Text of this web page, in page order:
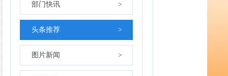
部门快讯 >
头条推荐 >
图片新闻 >